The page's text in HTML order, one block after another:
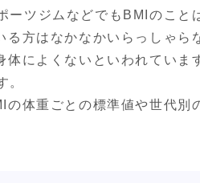
ツジムなどでもBMIのこと
方はなかなかいらっしゃら
によくないといわれてい
。
体重ごとの標準値や世代別